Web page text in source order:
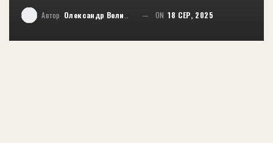
Автор Олександр Великий ON 18 СЕР, 2025